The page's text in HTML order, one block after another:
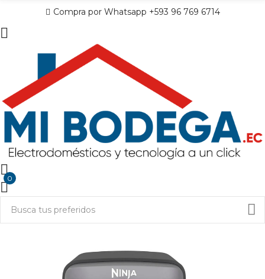
Compra por Whatsapp +593 96 769 6714
0